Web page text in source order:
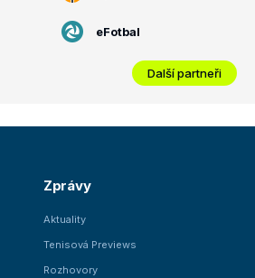
eFotbal
Další partneři
Zprávy
Aktuality
Tenisová Previews
Rozhovory